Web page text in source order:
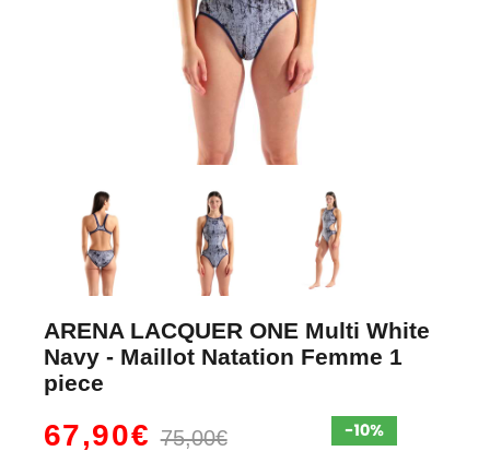
ARENA LACQUER ONE Multi White
Navy - Maillot Natation Femme 1
piece
67,90€75,00€